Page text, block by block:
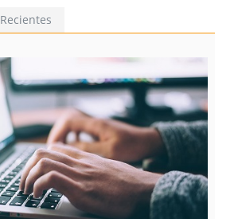
Recientes